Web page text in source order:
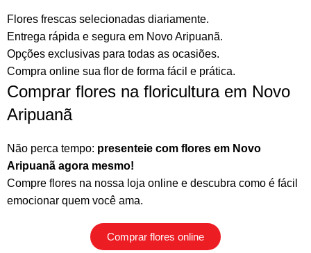
Flores frescas selecionadas diariamente.
Entrega rápida e segura em Novo Aripuanã.
Opções exclusivas para todas as ocasiões.
Compra online sua flor de forma fácil e prática.
Comprar flores na floricultura em Novo
Aripuanã
Não perca tempo: presenteie com flores em Novo
Aripuanã agora mesmo!
Compre flores na nossa loja online e descubra como é fácil
emocionar quem você ama.
Comprar flores online